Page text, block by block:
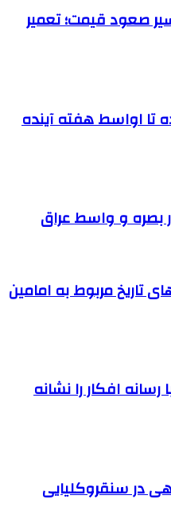
صعود قیمت؛ تعمیر
تا اواسط هفته آینده
بصره و واسط عراق
تاریخ مربوط به امامین
افکار را نشانه
در سنقروکلیایی